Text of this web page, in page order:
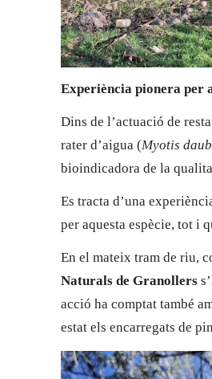
Experiència pionera per
Dins de l’actuació de
rater d’aigua (Myotis
bioindicadora de la
Es tracta d’una
per aquesta espècie, tot i
En el mateix tram de riu,
Naturals de Granollers
acció ha comptat també
estat els encarregats de